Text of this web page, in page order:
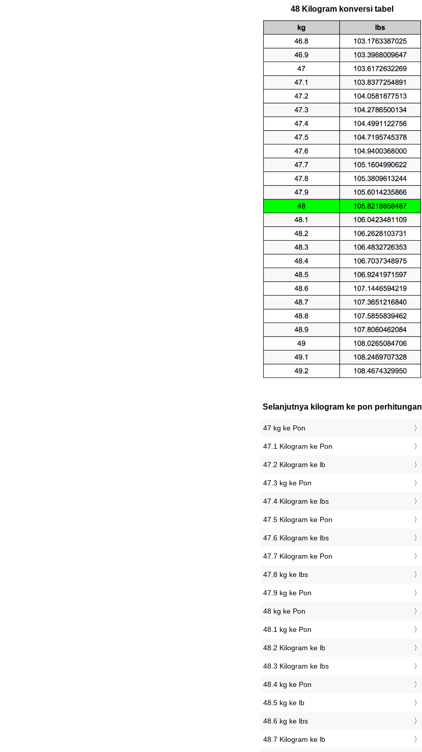
48 Kilogram konversi tabel
Selanjutnya kilogram ke pon perhitungan
47 kg ke Pon
47.1 Kilogram ke Pon
47.2 Kilogram ke lb
47.3 kg ke Pon
47.4 Kilogram ke lbs
47.5 Kilogram ke Pon
47.6 Kilogram ke lbs
47.7 Kilogram ke Pon
47.8 kg ke lbs
47.9 kg ke Pon
48 kg ke Pon
48.1 kg ke Pon
48.2 Kilogram ke lb
48.3 Kilogram ke lbs
48.4 kg ke Pon
48.5 kg ke lb
48.6 kg ke lbs
48.7 Kilogram ke lb